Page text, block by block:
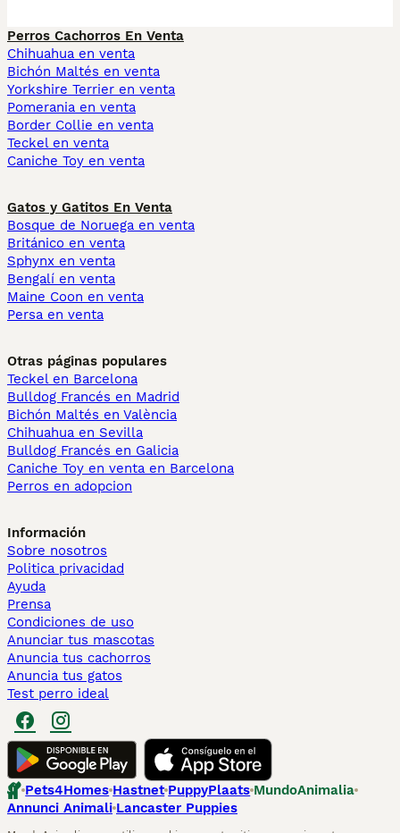
Perros Cachorros En Venta
Chihuahua en venta
Bichón Maltés en venta
Yorkshire Terrier en venta
Pomerania en venta
Border Collie en venta
Teckel en venta
Caniche Toy en venta
Gatos y Gatitos En Venta
Bosque de Noruega en venta
Británico en venta
Sphynx en venta
Bengalí en venta
Maine Coon en venta
Persa en venta
Otras páginas populares
Teckel en Barcelona
Bulldog Francés en Madrid
Bichón Maltés en València
Chihuahua en Sevilla
Bulldog Francés en Galicia
Caniche Toy en venta en Barcelona
Perros en adopcion
Información
Sobre nosotros
Politica privacidad
Ayuda
Prensa
Condiciones de uso
Anunciar tus mascotas
Anuncia tus cachorros
Anuncia tus gatos
Test perro ideal
Pets4Homes Hastnet PuppyPlaats MundoAnimalia
Annunci Animali Lancaster Puppies